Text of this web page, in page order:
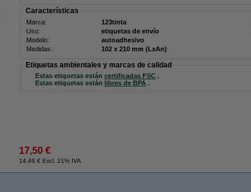
Características
Marca: 123tinta
Uso:
etiquetas de envío
Modelo:
autoadhesivo
Medidas:
102 x 210 mm (LxAn)
Etiquetas ambientales y marcas de calidad
Estas etiquetas están certificadas FSC .
Estas etiquetas están libres de BPA .
17,50 €
14,46 € Excl. 21% IVA